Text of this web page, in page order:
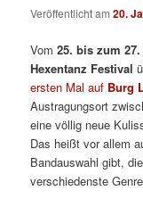
Veröffentlicht am20.
Vom25. bis zum
Hexentanz Festival
ersten Mal auf Burg
Austragungsort
eine völlig neue
Das heißt vor allem
Bandauswahl gibt,
verschiedenste